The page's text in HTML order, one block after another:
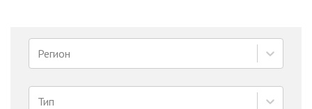
Регион
Тип